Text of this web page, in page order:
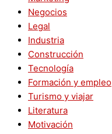
Negocios
Legal
Industria
Construcción
Tecnología
Formación y empleo
Turismo y viajar
Literatura
Motivación